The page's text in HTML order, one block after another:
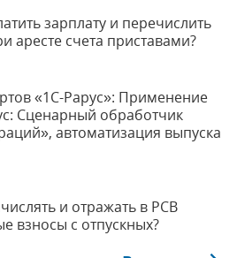
зарплату и перечислить
аресте счета приставами?
«1С-Рарус»: Применение
Сценарный обработчик
автоматизация выпуска
и отражать в РСВ
взносы с отпускных?